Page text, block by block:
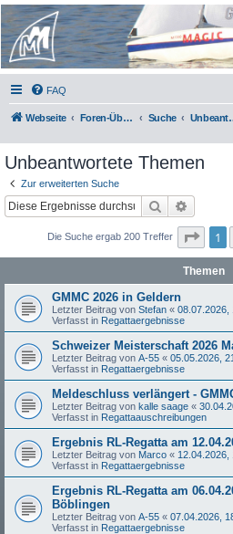
Micro Magic Forum
Deutschland
FAQ
Webseite Foren-Übersicht Suche
Unbeantwortete Themen
Zur erweiterten Suche
Suche
Die Suche ergab 200 Treffer Seite
1
Themen
GMMC 2026 in Geldern
Letzter Beitrag von Stefan « 08.07.2026,
Verfasst in Regattaergebnisse
Schweizer Meisterschaft 2026
Letzter Beitrag von A-55 « 05.05.2026,
Verfasst in Regattaergebnisse
Meldeschluss verlängert -
Letzter Beitrag von kalle saage «
Verfasst in Regattaauschreibungen
Ergebnis RL-Regatta am
Letzter Beitrag von Marco « 12.04.2026,
Verfasst in Regattaergebnisse
Ergebnis RL-Regatta am
Böblingen
Letzter Beitrag von A-55 « 07.04.2026,
Verfasst in Regattaergebnisse